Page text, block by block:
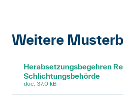
Weitere
Herabsetzungsbegehren
Schlichtungsbehörde
doc, 37.0 kB